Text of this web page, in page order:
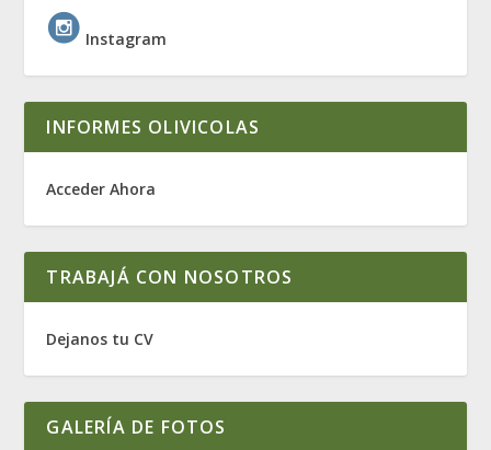
Instagram
INFORMES OLIVICOLAS
Acceder Ahora
TRABAJÁ CON NOSOTROS
Dejanos tu CV
GALERÍA DE FOTOS